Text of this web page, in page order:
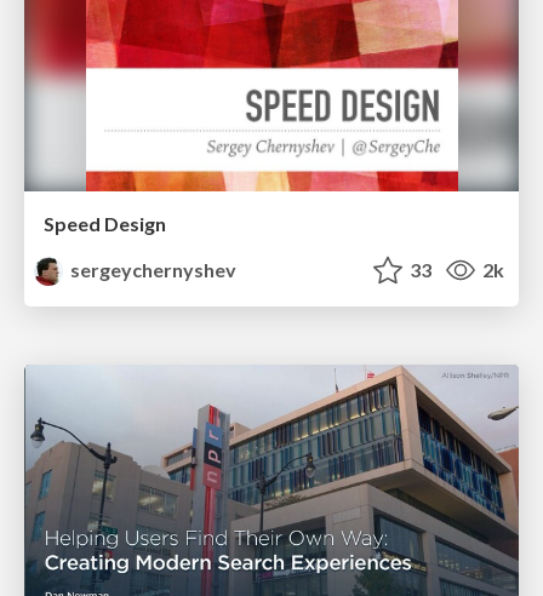
Speed Design
sergeychernyshev
33 2k